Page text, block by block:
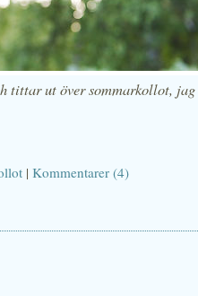
tittar ut över sommarkollot,
| Kommentarer (4)